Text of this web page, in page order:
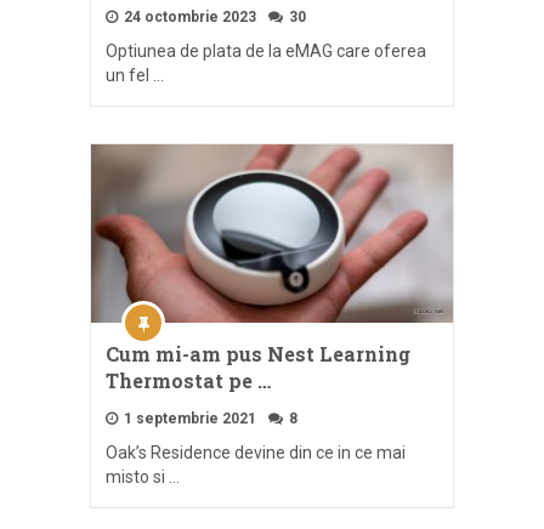
24 octombrie 2023 30
Optiunea de plata de la eMAG care oferea
un fel …
Cum mi-am pus Nest Learning
Thermostat pe …
1 septembrie 2021 8
Oak’s Residence devine din ce in ce mai
misto si …